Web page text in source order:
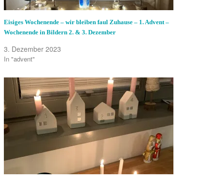
Eisiges Wochenende – wir bleiben faul Zuhause – 1. Advent –
Wochenende in Bildern 2. & 3. Dezember
3. Dezember 2023
In "advent"